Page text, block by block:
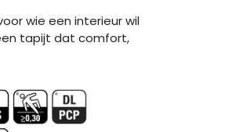
wie een interieur wil
tapijt dat comfort,